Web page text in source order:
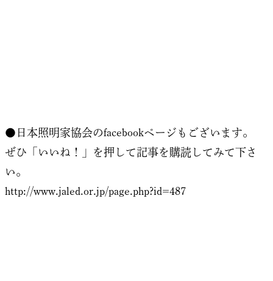
●日本照明家協会のfacebookページもございます。
ぜひ「いいね！」を押して記事を購読してみて下さ
い。
http://www.jaled.or.jp/page.php?id=487